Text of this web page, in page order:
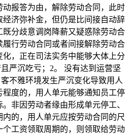
报答为由，解除劳动合同，此时
济弥补金，但仍是比间接自动辞
分歧意调岗降薪又疑惑除劳动合
履行劳动合同或者间接解除劳动合
化，正在司法实务中能够大体上分
严沉吃亏；2。 没有达到运营坚
不雅环境发生严沉变化导致用人
度的，用人单元能够通知员工停
非因劳动者缘由形成单元停工、
的，用人单元应按劳动合同的尺
工资领取周期的，则领取给劳动